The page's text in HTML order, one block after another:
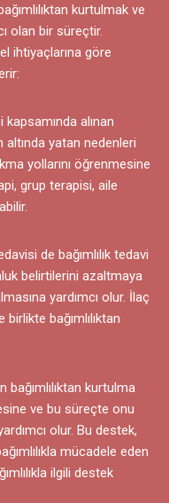
kurtulmak ve
olan bir süreçtir.
ihtiyaçlarına göre
kapsamında alınan
altında yatan nedenleri
yollarını öğrenmesine
grup terapisi, aile
de bağımlılık tedavi
belirtilerini azaltmaya
yardımcı olur. İlaç
bağımlılıktan
kurtulma
ve bu süreçte onu
olur. Bu destek,
mücadele eden
ilgili destek